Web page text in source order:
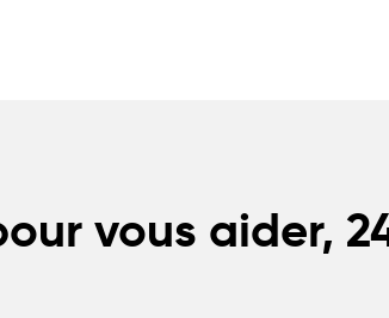
vous aider,